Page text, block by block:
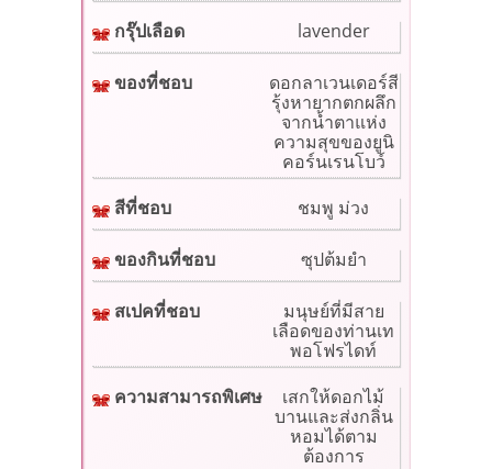
กรุ๊ปเลือด
lavender
ของที่ชอบ
ดอกลาเวนเดอร์สี
รุ้งหายากตกผลึก
จากน้ำตาแห่ง
ความสุขของยูนิ
คอร์นเรนโบว์
สีที่ชอบ
ชมพู ม่วง
ของกินที่ชอบ ซุปต้มยำ
สเปคที่ชอบ
มนุษย์ที่มีสาย
เลือดของท่านเท
พอโฟรไดท์
ความสามารถพิเศษ
เสกให้ดอกไม้
บานและส่งกลิ่น
หอมได้ตาม
ต้องการ